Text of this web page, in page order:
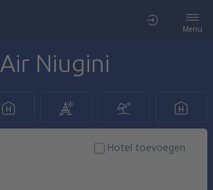
Menu
Air Niugini
Hotel toevoegen